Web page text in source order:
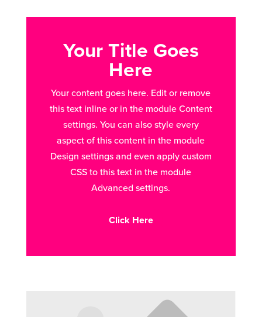
Your Title Goes
Here
Your content goes here. Edit or remove
this text inline or in the module Content
settings. You can also style every
aspect of this content in the module
Design settings and even apply custom
CSS to this text in the module
Advanced settings.
Click Here